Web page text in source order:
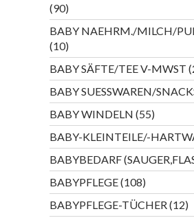
9090
Produkte
BABY NAEHRM./MILCH/
1010
Produkte
BABY SÄFTE/TEE V-MWST
BABY SUESSWAREN/
BABY WINDELN 5555
BABY-KLEINTEILE/-
BABYBEDARF
BABYPFLEGE 108108
Produkte
BABYPFLEGE-TÜCHER 1212